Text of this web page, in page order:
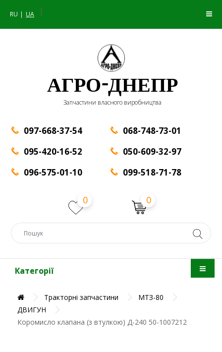
RU UA |
АГРО-ДНЕПР
Запчастини власного виробництва
097-668-37-54
095-420-16-52
096-575-01-10
068-748-73-01
050-609-32-97
099-518-71-78
0 0
Категорії
Тракторні запчастини
МТЗ-80
ДВИГУН
Коромисло клапана (з втулкою) Д-240 50-1007212